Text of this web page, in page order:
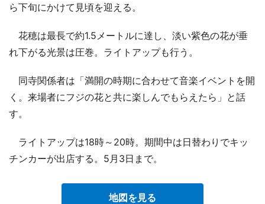
ら下旬にかけて見頃を迎える。
花穂は最長で約1.5メートルに達し、淡い紫色の花が垂
れ下がる光景は圧巻。ライトアップも行う。
同寺関係者は「満開の時期に合わせて音楽イベントを開
く。来場者にフジの花と共に楽しんでもらえたら」と話
す。
ライトアップは18時～20時。期間中は日替わりでキッ
チンカーが出店する。5月3日まで。
地図を見る